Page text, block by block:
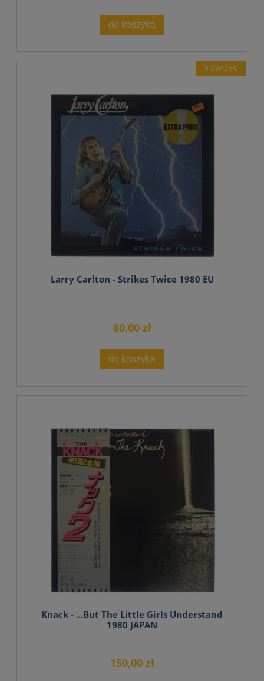
do koszyka
Larry Carlton - Strikes Twice 1980 EU
80,00 zł
do koszyka
NOWOŚĆ
Knack - ...But The Little Girls Understand
1980 JAPAN
150,00 zł